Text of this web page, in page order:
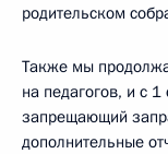
родительском
Также мы
на педагогов, и с 1
запрещающий
дополнительные